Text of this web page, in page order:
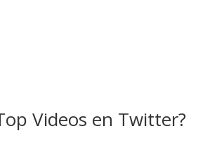
Videos en Twitter?